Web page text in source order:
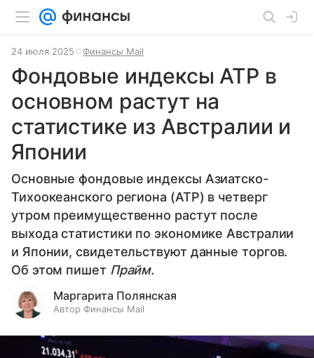
24 июля 2025 Финансы Mail
Фондовые индексы АТР в
основном растут на
статистике из Австралии и
Японии
Основные фондовые индексы Азиатско-
Тихоокеанского региона (АТР) в четверг
утром преимущественно растут после
выхода статистики по экономике Австралии
и Японии, свидетельствуют данные торгов.
Об этом пишет Прайм.
Маргарита Полянская
Автор Финансы Mail